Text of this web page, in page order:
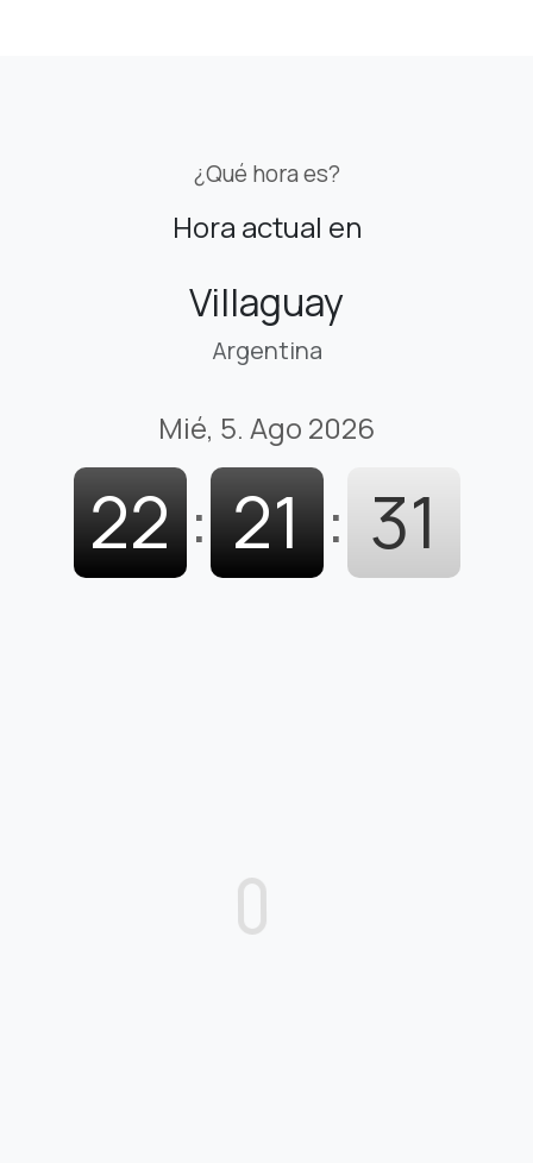
¿Qué hora es?
Hora actual en
Villaguay
Argentina
Mié, 5. Ago 2026
22 : 21 : 32